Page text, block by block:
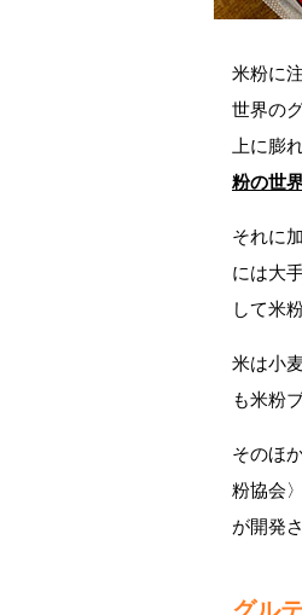
米粉に
世界の
上に膨
粉の世
それに
には大
して米
米は小
も米粉
そのほ
粉協会
が開発